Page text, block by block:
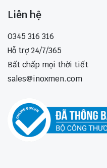
Liên hệ
0345 316 316
Hỗ trợ 24/7/365
Bất chấp mọi thời tiết
sales@inoxmen.com